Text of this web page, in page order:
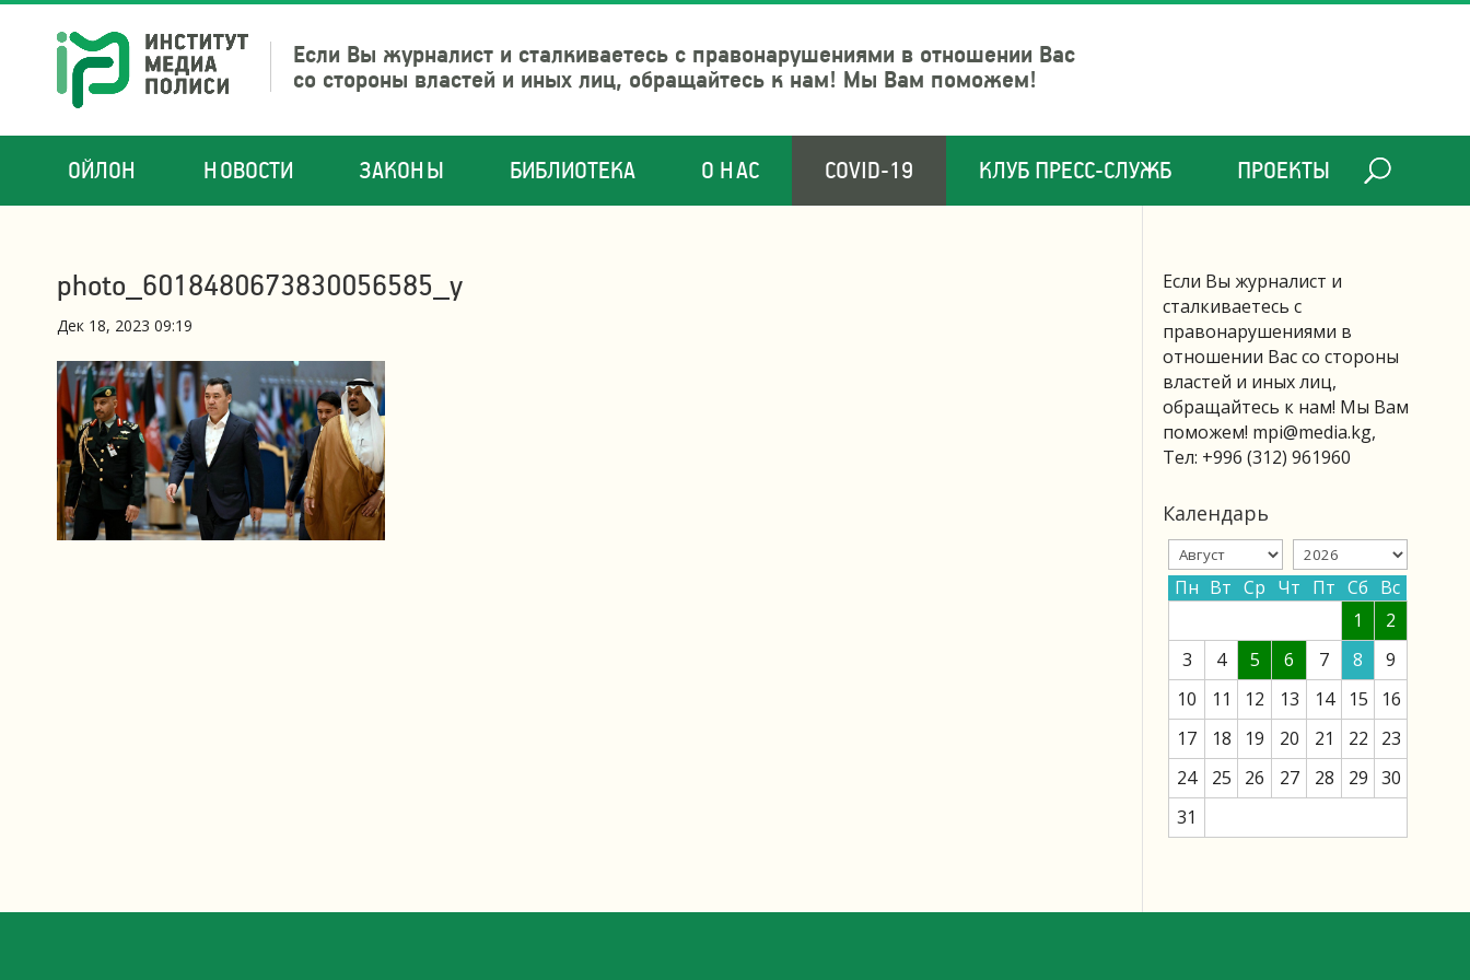
Если Вы журналист и сталкиваетесь с правонарушениями в отношении Вас
со стороны властей и иных лиц, обращайтесь к нам! Мы Вам поможем!
ОЙЛОН НОВОСТИ ЗАКОНЫ БИБЛИОТЕКА О НАС COVID-19 КЛУБ ПРЕСС-СЛУЖБ ПРОЕКТЫ
photo_6018480673830056585_y
Дек 18, 2023 09:19
Если Вы журналист и
сталкиваетесь с
правонарушениями в
отношении Вас со стороны
властей и иных лиц,
обращайтесь к нам! Мы Вам
поможем! mpi@media.kg,
Тел: +996 (312) 961960
Календарь
Пн Вт Ср Чт Пт Сб Вс
1
2
3
4 5 6 7 8
9
10
11 12 13 14 15
16
17
18 19 20 21 22
23
24
25 26 27 28 29 30
31